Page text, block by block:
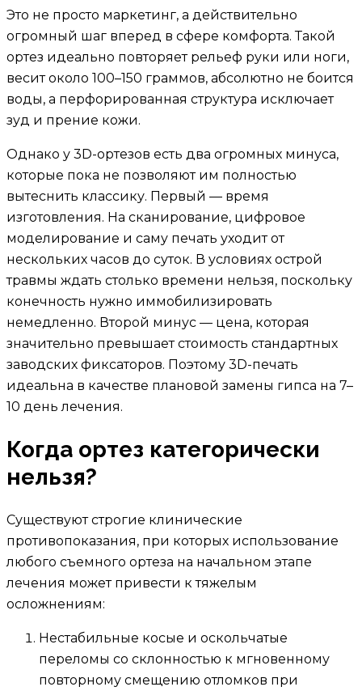
Это не просто маркетинг, а действительно
огромный шаг вперед в сфере комфорта. Такой
ортез идеально повторяет рельеф руки или ноги,
весит около 100–150 граммов, абсолютно не боится
воды, а перфорированная структура исключает
зуд и прение кожи.
Однако у 3D-ортезов есть два огромных минуса,
которые пока не позволяют им полностью
вытеснить классику. Первый — время
изготовления. На сканирование, цифровое
моделирование и саму печать уходит от
нескольких часов до суток. В условиях острой
травмы ждать столько времени нельзя, поскольку
конечность нужно иммобилизировать
немедленно. Второй минус — цена, которая
значительно превышает стоимость стандартных
заводских фиксаторов. Поэтому 3D-печать
идеальна в качестве плановой замены гипса на 7–
10 день лечения.
Когда ортез категорически
нельзя?
Существуют строгие клинические
противопоказания, при которых использование
любого съемного ортеза на начальном этапе
лечения может привести к тяжелым
осложнениям:
Нестабильные косые и оскольчатые
переломы со склонностью к мгновенному
повторному смещению отломков при